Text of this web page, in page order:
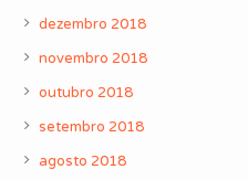
dezembro 2018
novembro 2018
outubro 2018
setembro 2018
agosto 2018